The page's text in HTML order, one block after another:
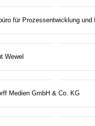
für Prozessentwicklung und
Wewel
Medien GmbH & Co. KG